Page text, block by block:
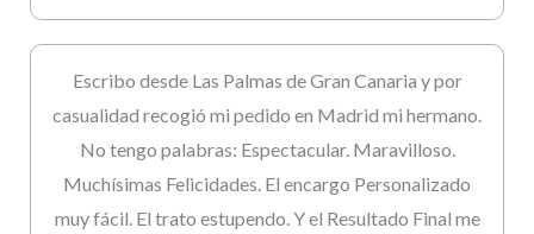
Escribo desde Las Palmas de Gran Canaria y por
casualidad recogió mi pedido en Madrid mi hermano.
No tengo palabras: Espectacular. Maravilloso.
Muchísimas Felicidades. El encargo Personalizado
muy fácil. El trato estupendo. Y el Resultado Final me